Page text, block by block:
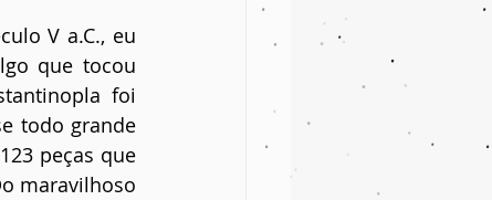
V a.C., eu
que tocou
foi
todo grande
peças que
maravilhoso